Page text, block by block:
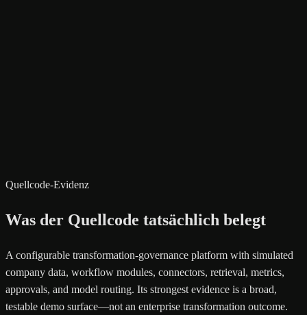
Quellcode-Evidenz
Was der Quellcode tatsächlich belegt
A configurable transformation-governance platform with simulated
company data, workflow modules, connectors, retrieval, metrics,
approvals, and model routing. Its strongest evidence is a broad,
testable demo surface—not an enterprise transformation outcome.